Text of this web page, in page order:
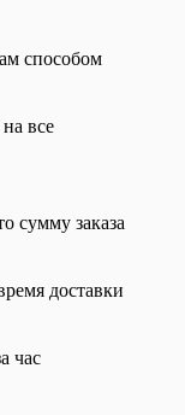
способом
все
сумму заказа
доставки
час